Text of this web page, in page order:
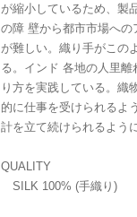
が縮小しているため、製
の障 壁から都市市場への
が難しい。織り手がこの
る。インド 各地の人里
り方を実践している。織
的に仕事を受けられるよ
計を立て続けられるよう
QUALITY
SILK 100% (手織り)